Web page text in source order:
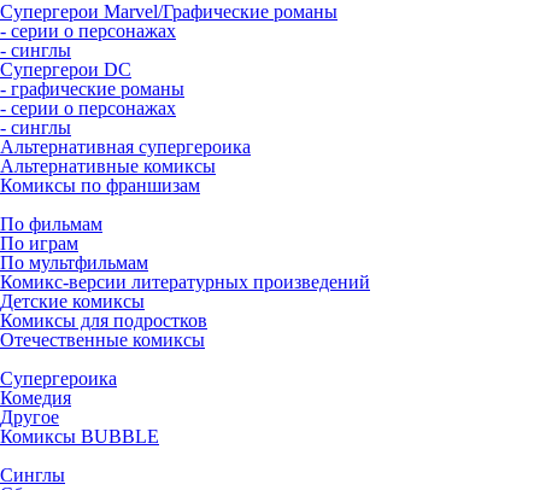
Супергерои Marvel/Графические романы
- серии о персонажах
- синглы
Супергерои DC
- графические романы
- серии о персонажах
- синглы
Альтернативная супергероика
Альтернативные комиксы
Комиксы по франшизам
По фильмам
По играм
По мультфильмам
Комикс-версии литературных произведений
Детские комиксы
Комиксы для подростков
Отечественные комиксы
Супергероика
Комедия
Другое
Комиксы BUBBLE
Синглы